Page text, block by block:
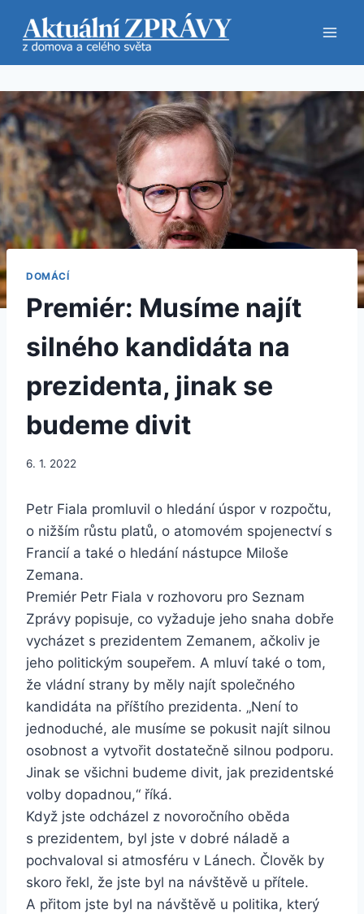
obsah
DOMÁCÍ
Premiér: Musíme najít
silného kandidáta na
prezidenta, jinak se
budeme divit
6. 1. 2022
Petr Fiala promluvil o hledání úspor v rozpočtu,
o nižším růstu platů, o atomovém spojenectví s
Francií a také o hledání nástupce Miloše
Zemana.
Premiér Petr Fiala v rozhovoru pro Seznam
Zprávy popisuje, co vyžaduje jeho snaha dobře
vycházet s prezidentem Zemanem, ačkoliv je
jeho politickým soupeřem. A mluví také o tom,
že vládní strany by měly najít společného
kandidáta na příštího prezidenta. „Není to
jednoduché, ale musíme se pokusit najít silnou
osobnost a vytvořit dostatečně silnou podporu.
Jinak se všichni budeme divit, jak prezidentské
volby dopadnou,“ říká.
Když jste odcházel z novoročního oběda
s prezidentem, byl jste v dobré náladě a
pochvaloval si atmosféru v Lánech. Člověk by
skoro řekl, že jste byl na návštěvě u přítele.
A přitom jste byl na návštěvě u politika, který